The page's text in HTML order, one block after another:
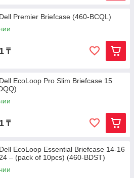
Premier Briefcase (460-BCQL)
₸
EcoLoop Pro Slim Briefcase 15
₸
EcoLoop Essential Briefcase 14-16
– (pack of 10pcs) (460-BDST)